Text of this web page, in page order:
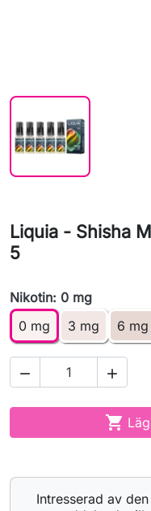
Liquia - Shisha
5
Nikotin: 0 mg
0 mg
3 mg 6 mg
 

Intresserad av